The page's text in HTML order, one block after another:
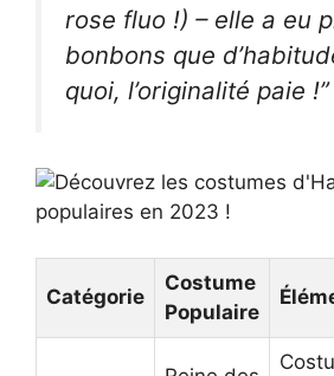
rose fluo !) – elle a eu
bonbons que
quoi, l’originalité paie !”
Catégorie
Costume
Populaire